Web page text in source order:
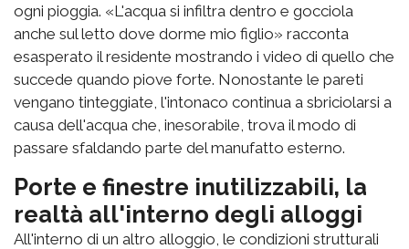
ogni pioggia. «L'acqua si infiltra dentro e gocciola
anche sul letto dove dorme mio figlio» racconta
esasperato il residente mostrando i video di quello che
succede quando piove forte. Nonostante le pareti
vengano tinteggiate, l'intonaco continua a sbriciolarsi a
causa dell'acqua che, inesorabile, trova il modo di
passare sfaldando parte del manufatto esterno.
Porte e finestre inutilizzabili, la
realtà all'interno degli alloggi
All'interno di un altro alloggio, le condizioni strutturali